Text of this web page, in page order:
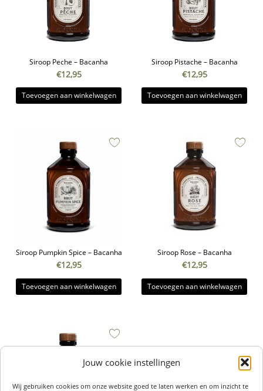
Jouw cookie instellingen
Wij gebruiken cookies om onze website goed te laten werken en om inzicht te
Siroop Peche – Bacanha
€12,95
Toevoegen aan winkelwagen
Siroop Pistache – Bacanha
€12,95
Toevoegen aan winkelwagen
Siroop Pumpkin Spice – Bacanha
€12,95
Toevoegen aan winkelwagen
Siroop Rose – Bacanha
€12,95
Toevoegen aan winkelwagen